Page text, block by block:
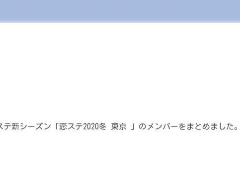
テ新シーズン「恋ステ2020冬 東京 」のメンバーをまとめました。